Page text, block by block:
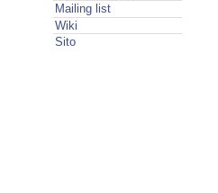
Mailing list
Wiki
Sito